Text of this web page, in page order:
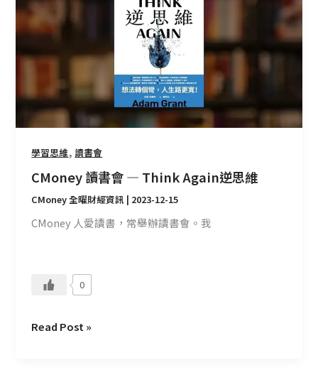
學習思維,讀書會
CMoney 讀書會 — Think Again逆思維
CMoney 全曜財經資訊 | 2023-12-15
CMoney 人愛讀書，常舉辦讀書會。我
0
書
會
Think
逆
思
維
Read Post »